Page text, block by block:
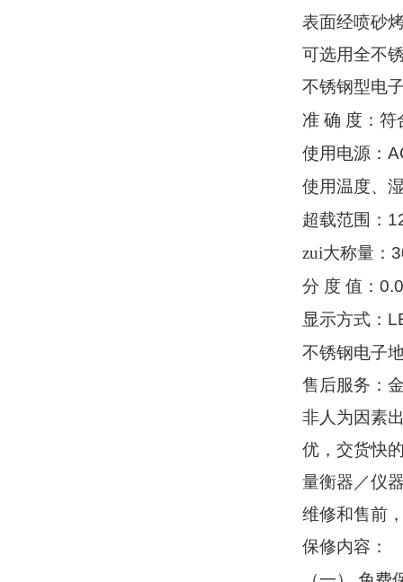
表面经喷砂
可选用全不
不锈钢型电
准 确 度：符
使用电源：
使用温度、
超载范围：
zui大称量：
分 度 值：
显示方式：
不锈钢电子
售后服务：
非人为因素
优，交货快
量衡器／仪
维修和售前
保修内容：